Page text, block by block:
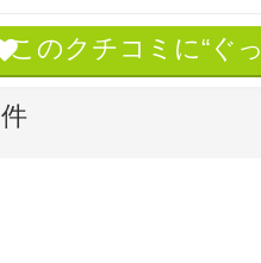
このクチコミに“ぐ
件